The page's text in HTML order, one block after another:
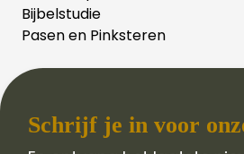
Bijbelstudie
Pasen en Pinksteren
Schrijf je in voor